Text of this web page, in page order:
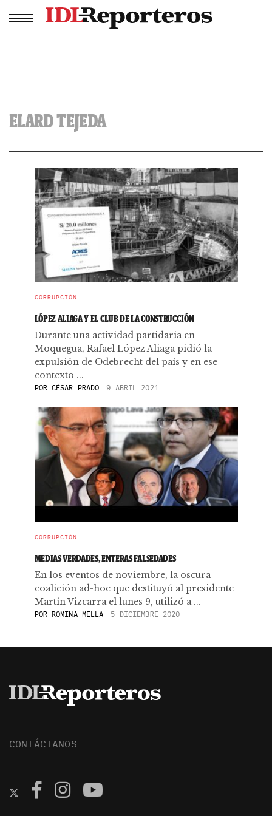
ELARD TEJEDA
CORRUPCIÓN
LÓPEZ ALIAGA Y EL CLUB DE LA CONSTRUCCIÓN
Durante una actividad partidaria en
Moquegua, Rafael López Aliaga pidió la
expulsión de Odebrecht del país y en ese
contexto ...
PORCÉSAR PRADO 9 ABRIL 2021
CORRUPCIÓN
MEDIAS VERDADES, ENTERAS FALSEDADES
En los eventos de noviembre, la oscura
coalición ad-hoc que destituyó al presidente
Martín Vizcarra el lunes 9, utilizó a ...
POR ROMINA MELLA 5 DICIEMBRE 2020
CONTÁCTANOS